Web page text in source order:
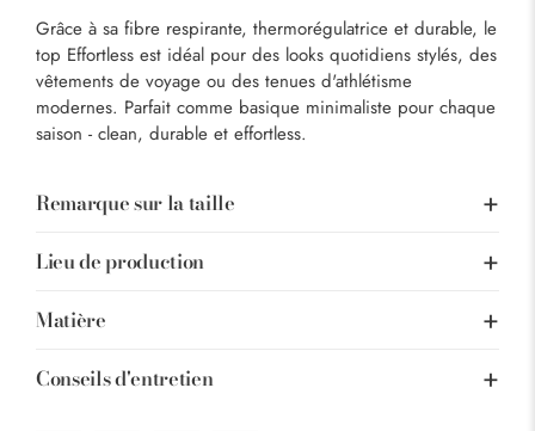
Grâce à sa fibre respirante, thermorégulatrice et durable, le
top Effortless est idéal pour des looks quotidiens stylés, des
vêtements de voyage ou des tenues d'athlétisme
modernes. Parfait comme basique minimaliste pour chaque
saison - clean, durable et effortless.
Remarque sur la taille
Lieu de production
Matière
Conseils d'entretien